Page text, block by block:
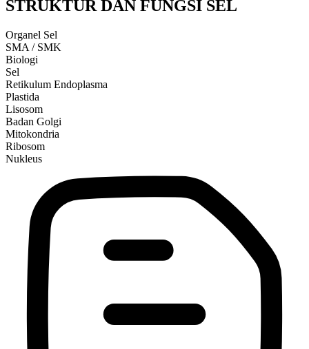
STRUKTUR DAN FUNGSI SEL
Organel Sel
SMA / SMK
Biologi
Sel
Retikulum Endoplasma
Plastida
Lisosom
Badan Golgi
Mitokondria
Ribosom
Nukleus